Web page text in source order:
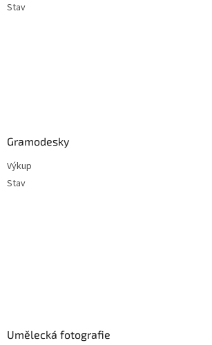
Stav
Gramodesky
Výkup
Stav
Umělecká fotografie